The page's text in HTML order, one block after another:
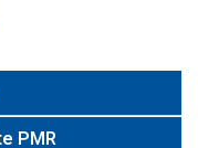
PMR